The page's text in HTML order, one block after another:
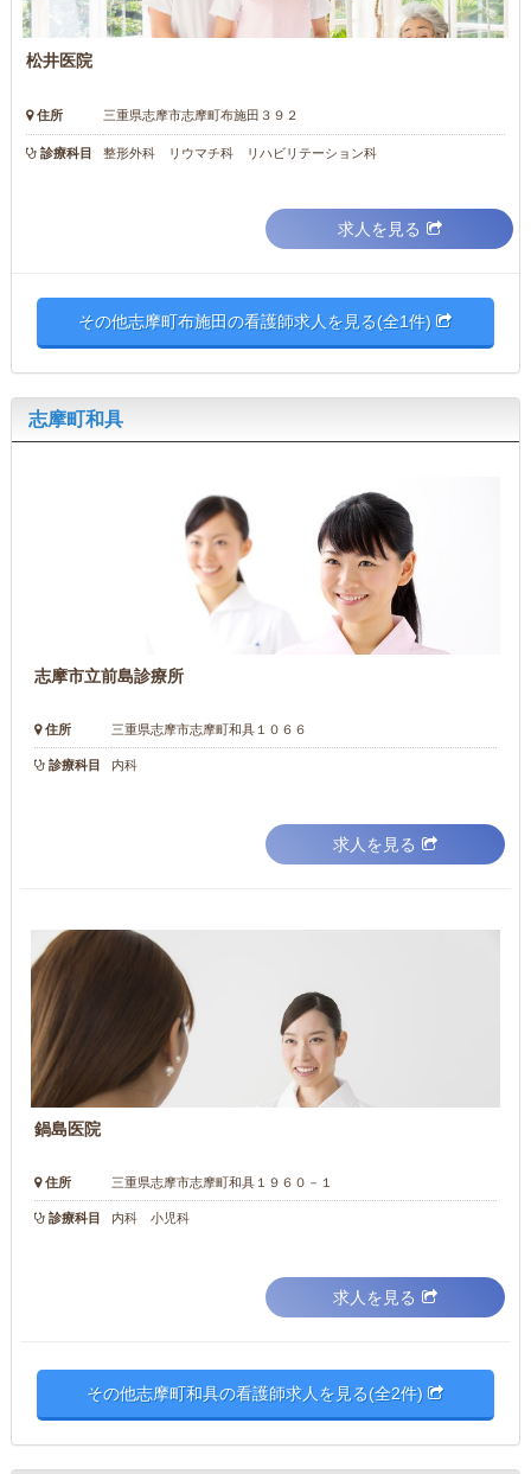
松井医院
住所 三重県志摩市志摩町布施田３９２
診療科目 整形外科 リウマチ科 リハビリテーション科
求人を見る
その他志摩町布施田の看護師求人を見る(全1件)
志摩町和具
志摩市立前島診療所
住所 三重県志摩市志摩町和具１０６６
診療科目 内科
求人を見る
鍋島医院
住所 三重県志摩市志摩町和具１９６０－１
診療科目 内科 小児科
求人を見る
その他志摩町和具の看護師求人を見る(全2件)